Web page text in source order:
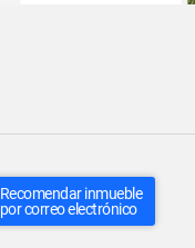
Recomendar inmueble
por correo electrónico